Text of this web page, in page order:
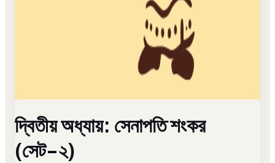
দ্বিতীয় অধ্যায়: সেনাপতি শংকর
(সেট-২)